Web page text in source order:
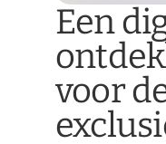
Een
voor